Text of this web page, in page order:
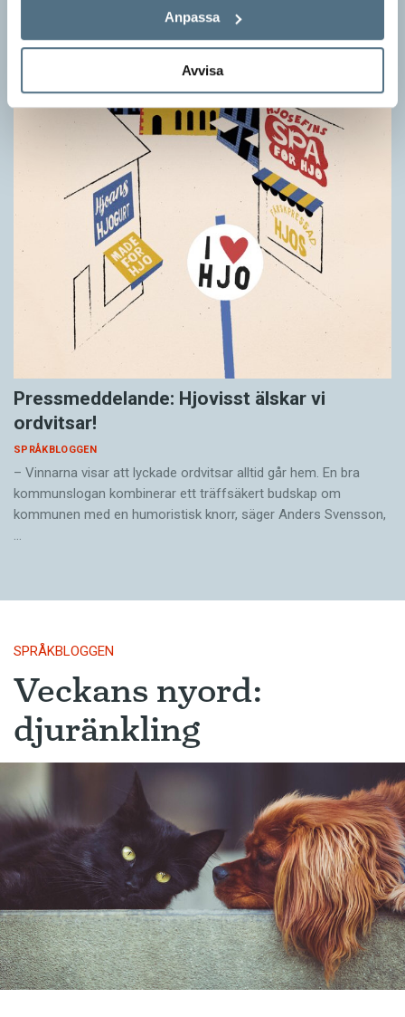
Anpassa
Avvisa
Pressmeddelande: Hjovisst älskar vi
ordvitsar!
SPRÅKBLOGGEN
– Vinnarna visar att lyckade ordvitsar alltid går hem. En bra
kommunslogan kombinerar ett träffsäkert budskap om
kommunen med en humoristisk knorr, säger Anders Svensson,
…
SPRÅKBLOGGEN
Veckans nyord:
djuränkling